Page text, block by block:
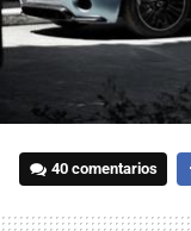
40 comentarios